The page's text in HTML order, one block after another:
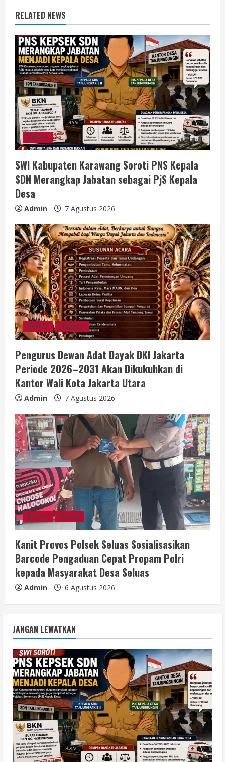
n
u
e
R
e
a
d
i
n
g
RELATED NEWS
Berita
SWI Kabupaten Karawang Soroti PNS Kepala
SDN Merangkap Jabatan sebagai PjS Kepala
Desa
Admin 7 Agustus 2026
Berita Budaya
Pengurus Dewan Adat Dayak DKI Jakarta
Periode 2026–2031 Akan Dikukuhkan di
Kantor Wali Kota Jakarta Utara
Admin 7 Agustus 2026
Berita Jurnal
Kanit Provos Polsek Seluas Sosialisasikan
Barcode Pengaduan Cepat Propam Polri
kepada Masyarakat Desa Seluas
Admin 6 Agustus 2026
JANGAN LEWATKAN